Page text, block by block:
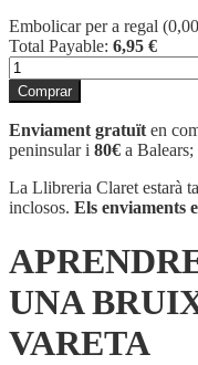
Embolicar per a regal (0,00
Total Payable: 6,95 €
quantitat
de
APRENDRE
A
LLEGIR
1.
UNA
BRUIXETA
Comprar
Enviament gratuït en
peninsular i 80€ a
La Llibreria Claret estarà
inclosos. Els enviaments
UNA
VARETA